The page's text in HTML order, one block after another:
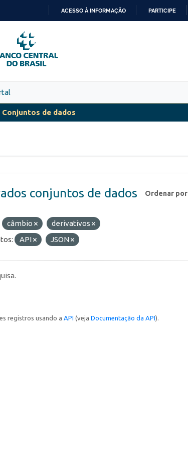
PARA
O
CONTEÚDO
ACESSO À INFORMAÇÃO PARTICIPE
Conjuntos de dados
Ordenar por
conjuntos de dados
câmbio
derivativos
API JSON
registros usando a API (veja Documentação da API).